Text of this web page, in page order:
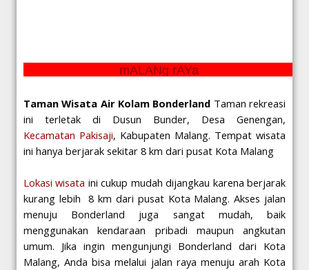
mALANg rAYa
Taman Wisata Air Kolam Bonderland Taman rekreasi
ini terletak di Dusun Bunder, Desa Genengan,
Kecamatan Pakisaji, Kabupaten Malang. Tempat wisata
ini hanya berjarak sekitar 8 km dari pusat Kota Malang
Lokasi wisata ini cukup mudah dijangkau karena berjarak
kurang lebih 8 km dari pusat Kota Malang. Akses jalan
menuju Bonderland juga sangat mudah, baik
menggunakan kendaraan pribadi maupun angkutan
umum. Jika ingin mengunjungi Bonderland dari Kota
Malang, Anda bisa melalui jalan raya menuju arah Kota